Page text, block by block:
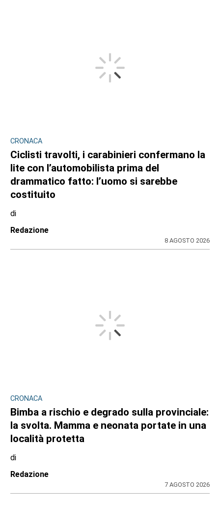
CRONACA
Ciclisti travolti, i carabinieri confermano la
lite con l’automobilista prima del
drammatico fatto: l’uomo si sarebbe
costituito
di
Redazione
8 AGOSTO 2026
CRONACA
Bimba a rischio e degrado sulla provinciale:
la svolta. Mamma e neonata portate in una
località protetta
di
Redazione
7 AGOSTO 2026